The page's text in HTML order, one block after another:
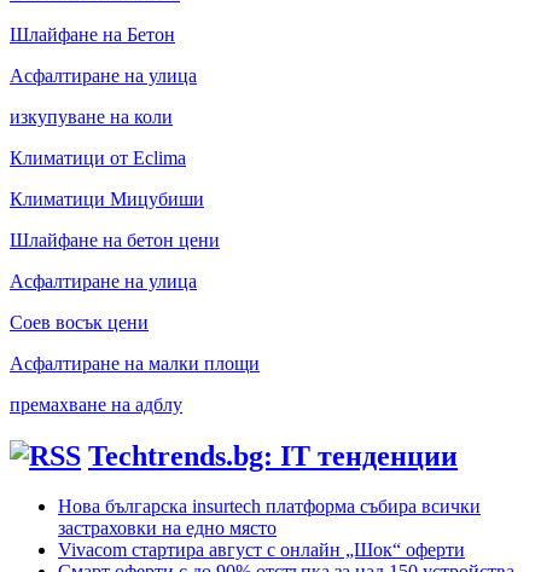
Шлайфане на Бетон
Асфалтиране на улица
изкупуване на коли
Климатици от Eclima
Климатици Мицубиши
Шлайфане на бетон цени
Асфалтиране на улица
Соев восък цени
Асфалтиране на малки площи
премахване на адблу
Techtrends.bg: IT тенденции
Нова българска insurtech платформа събира всички
застраховки на едно място
Vivacom стартира август с онлайн „Шок“ оферти